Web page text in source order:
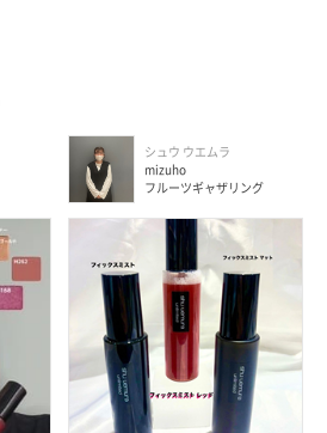
シュウ ウエムラ
mizuho
フルーツギャザリング